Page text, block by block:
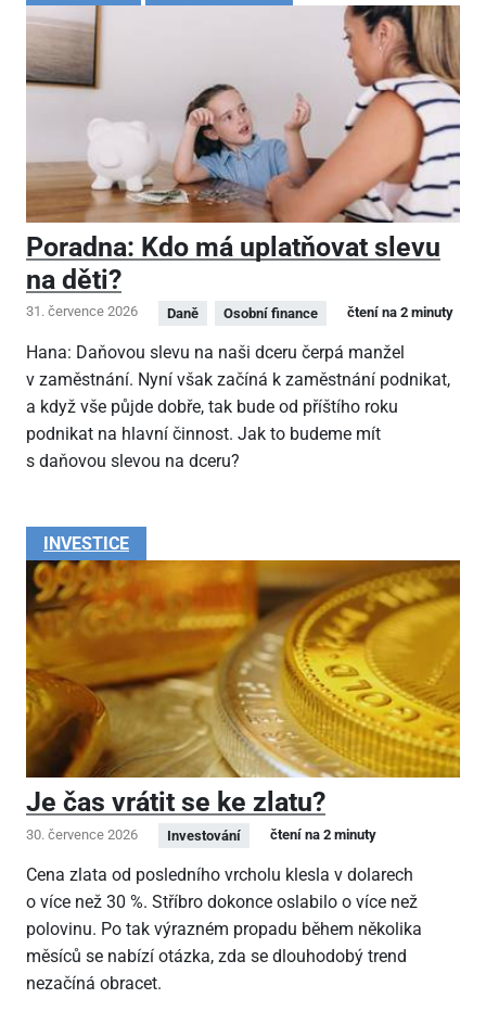
Poradna: Kdo má uplatňovat slevu
na děti?
31. července 2026 Daně Osobní finance čtení na 2 minuty
Hana: Daňovou slevu na naši dceru čerpá manžel
v zaměstnání. Nyní však začíná k zaměstnání podnikat,
a když vše půjde dobře, tak bude od příštího roku
podnikat na hlavní činnost. Jak to budeme mít
s daňovou slevou na dceru?
INVESTICE
Je čas vrátit se ke zlatu?
30. července 2026 Investování čtení na 2 minuty
Cena zlata od posledního vrcholu klesla v dolarech
o více než 30 %. Stříbro dokonce oslabilo o více než
polovinu. Po tak výrazném propadu během několika
měsíců se nabízí otázka, zda se dlouhodobý trend
nezačíná obracet.